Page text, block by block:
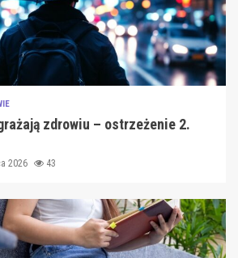
zdrowiu – ostrzeżenie 2.
2026 43